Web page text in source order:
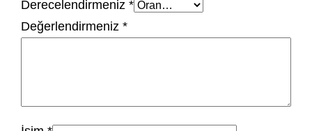
Derecelendirmeniz*
Değerlendirmeniz*